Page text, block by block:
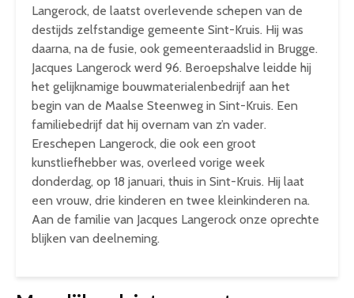
Langerock, de laatst overlevende schepen van de
destijds zelfstandige gemeente Sint-Kruis. Hij was
daarna, na de fusie, ook gemeenteraadslid in Brugge.
Jacques Langerock werd 96. Beroepshalve leidde hij
het gelijknamige bouwmaterialenbedrijf aan het
begin van de Maalse Steenweg in Sint-Kruis. Een
familiebedrijf dat hij overnam van z’n vader.
Ereschepen Langerock, die ook een groot
kunstliefhebber was, overleed vorige week
donderdag, op 18 januari, thuis in Sint-Kruis. Hij laat
een vrouw, drie kinderen en twee kleinkinderen na.
Aan de familie van Jacques Langerock onze oprechte
blijken van deelneming.